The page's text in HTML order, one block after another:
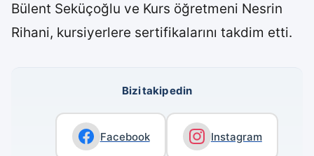
Bülent Seküçoğlu ve Kurs öğretmeni Nesrin
Rihani, kursiyerlere sertifikalarını takdim etti.
Bizi takip edin
Facebook Instagram